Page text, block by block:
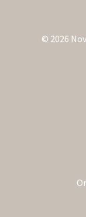
© 2026